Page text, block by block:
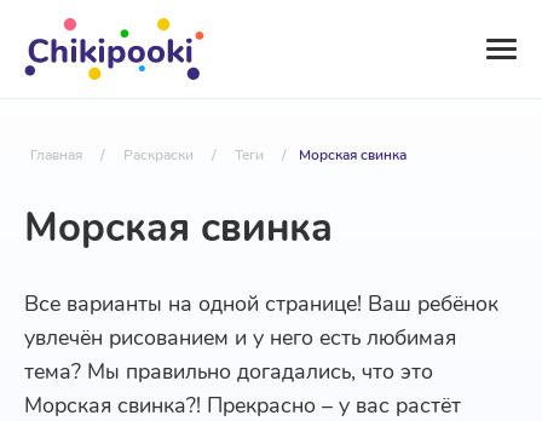
Главная / Раскраски / Теги / Морская свинка
Морская свинка
Все варианты на одной странице! Ваш ребёнок
увлечён рисованием и у него есть любимая
тема? Мы правильно догадались, что это
Морская свинка?! Прекрасно – у вас растёт